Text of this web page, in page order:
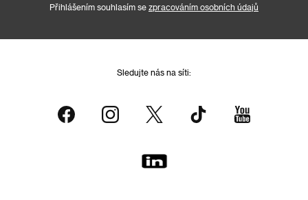
Přihlášením souhlasím se zpracováním osobních údajů
Sledujte nás na síti: